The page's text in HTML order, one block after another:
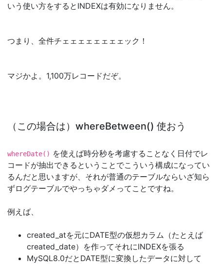
いう使い方をするとINDEXは有効になりません。
つまり、全件チェェェェェェェェック！
マジかよ。1,100万レコードだぞ。
（この場合は）whereBetween() 使おう
whereDate() を使えば時分秒を考慮することなく日付でレ
コードが抽出できるということでこういう構成になってい
るんだと思いますが、それが普通のテーブルならいざ知ら
ずログテーブルでやっちゃダメってことですね。
例えば、
created_atを元にDATE型の仮想カラム（たとえば
created_date）を作ってそれにINDEXを張る
MySQL8.0だとDATE型に変換したデータに対して